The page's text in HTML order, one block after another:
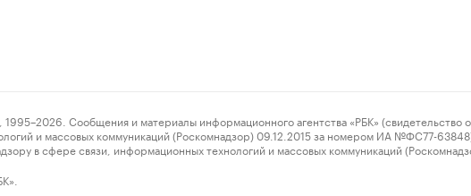
Сообщения и материалы информационного агентства «РБК» (свидетельство
и массовых коммуникаций (Роскомнадзор) 09.12.2015 за номером ИА №ФС77-
в сфере связи, информационных технологий и массовых коммуникаций